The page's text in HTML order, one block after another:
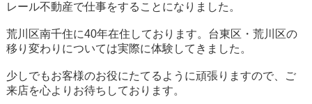
レール不動産で仕事をすることになりました。
荒川区南千住に40年在住しております。台東区・荒川区の
移り変わりについては実際に体験してきました。
少しでもお客様のお役にたてるように頑張りますので、ご
来店を心よりお待ちしております。